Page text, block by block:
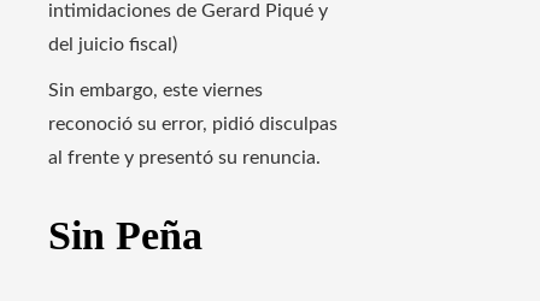
intimidaciones de Gerard Piqué y
del juicio fiscal)
Sin embargo, este viernes
reconoció su error, pidió disculpas
al frente y presentó su renuncia.
Sin Peña